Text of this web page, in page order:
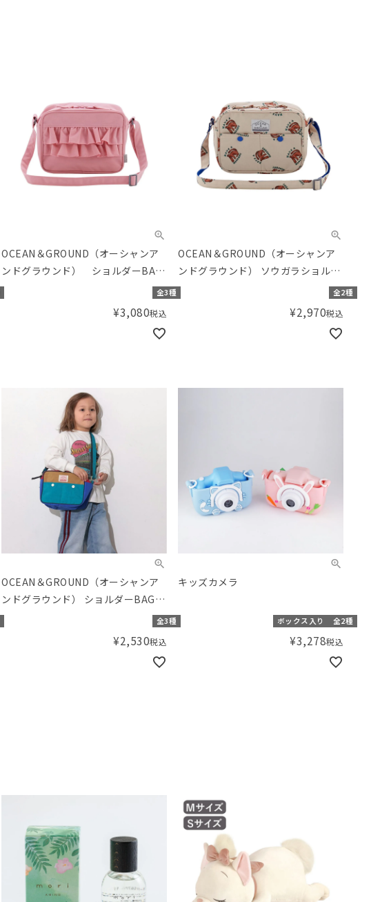
OCEAN＆GROUND（オーシャンア
ンドグラウンド） ショルダーBAG
SWEETS TIME
全3種
¥3,080税込
OCEAN＆GROUND（オーシャンア
ンドグラウンド） ソウガラショルダ
ーBAG
全2種
¥2,970税込
OCEAN＆GROUND（オーシャンア
ンドグラウンド） ショルダーBAG
MULTI
全3種
¥2,530税込
キッズカメラ
ボックス入り 全2種
¥3,278税込